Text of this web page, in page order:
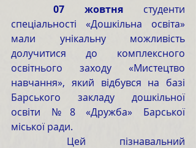
	07 жовтня
студенти
спеціальності «Дошкільна освіта»
мали унікальну можливість
долучитися до комплексного
освітнього заходу «Мистецтво
навчання», який відбувся на базі
Барського закладу дошкільної
освіти №8 «Дружба» Барської
міської ради.